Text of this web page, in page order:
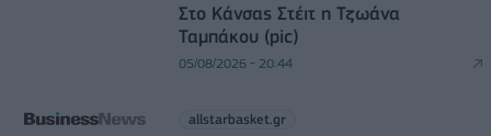
Στο Κάνσας Στέιτ η Τζωάνα
Ταμπάκου (pic)
05/08/2026 - 20:44
allstarbasket.gr